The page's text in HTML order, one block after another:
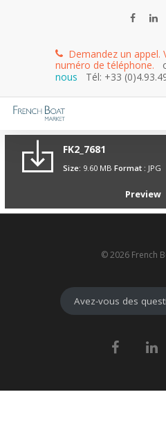
Demandez un appel.
numéro de téléphone.
nous
Tél: +33
FK2_7681
Size: 9.60 MB Format : JPG
Preview
© 2026 French
Avez-vous des